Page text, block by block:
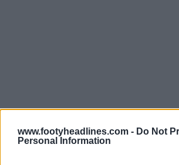
www.footyheadlines.com - Do Not
Personal Information